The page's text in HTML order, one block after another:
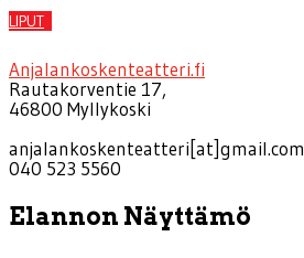
LIPUT
Anjalankoskenteatteri.fi
Rautakorventie 17,
46800 Myllykoski
anjalankoskenteatteri[at]gmail.com
040 523 5560
Elannon Näyttämö